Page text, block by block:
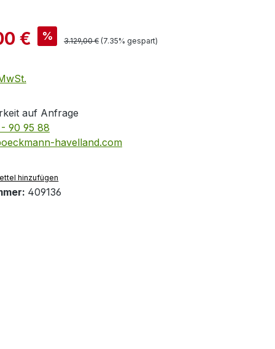
€ % 3.129,00 € (7.35% gespart)
auf Anfrage
90 95 88
havelland.com
hinzufügen
409136